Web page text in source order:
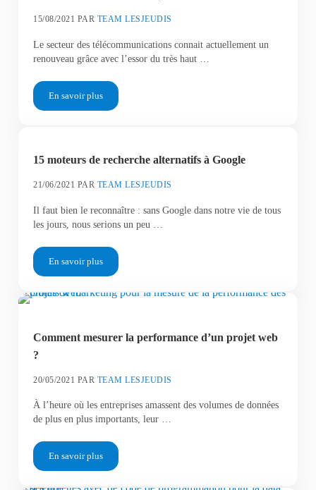
15/08/2021 PAR TEAM LESJEUDIS
Le secteur des télécommunications connait actuellement un
renouveau grâce avec l’essor du très haut …
En savoir plusLes 10 métiers télécom les plus demandés
15 moteurs de recherche alternatifs à Google
21/06/2021 PAR TEAM LESJEUDIS
Il faut bien le reconnaître : sans Google dans notre vie de tous
les jours, nous serions un peu …
En savoir plus15 moteurs de recherche alternatifs à Google
Comment mesurer la performance d’un projet web
?
20/05/2021 PAR TEAM LESJEUDIS
À l’heure où les entreprises amassent des volumes de données
de plus en plus importants, leur …
En savoir plusComment mesurer la performance d’un projet web ?